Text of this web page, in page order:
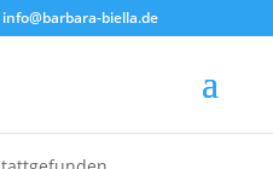
info@barbara-biella.de